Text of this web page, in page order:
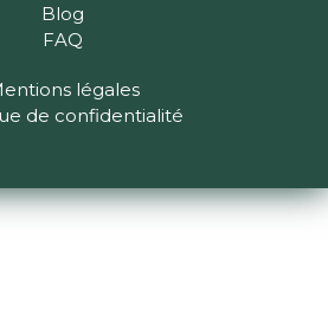
Blog
FAQ
légales
de confidentialité